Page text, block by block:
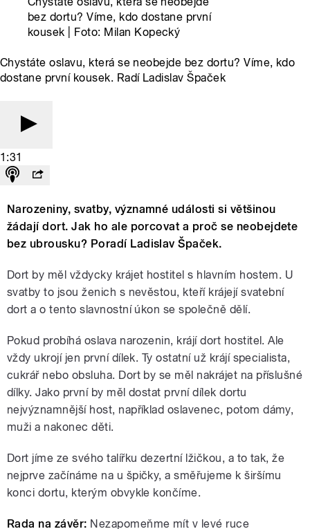
bez dortu? Víme, kdo dostane první
kousek | Foto: Milan Kopecký
Chystáte oslavu, která se neobejde bez dortu? Víme, kdo
dostane první kousek. Radí Ladislav Špaček
1:31
Narozeniny, svatby, významné události si většinou
žádají dort. Jak ho ale porcovat a proč se neobejdete
bez ubrousku? Poradí Ladislav Špaček.
Dort by měl vždycky krájet hostitel s hlavním hostem. U
svatby to jsou ženich s nevěstou, kteří krájejí svatební
dort a o tento slavnostní úkon se společně dělí.
Pokud probíhá oslava narozenin, krájí dort hostitel. Ale
vždy ukrojí jen první dílek. Ty ostatní už krájí specialista,
cukrář nebo obsluha. Dort by se měl nakrájet na příslušné
dílky. Jako první by měl dostat první dílek dortu
nejvýznamnější host, například oslavenec, potom dámy,
muži a nakonec děti.
Dort jíme ze svého talířku dezertní lžičkou, a to tak, že
nejprve začínáme na u špičky, a směřujeme k širšímu
konci dortu, kterým obvykle končíme.
Rada na závěr: Nezapomeňme mít v levé ruce